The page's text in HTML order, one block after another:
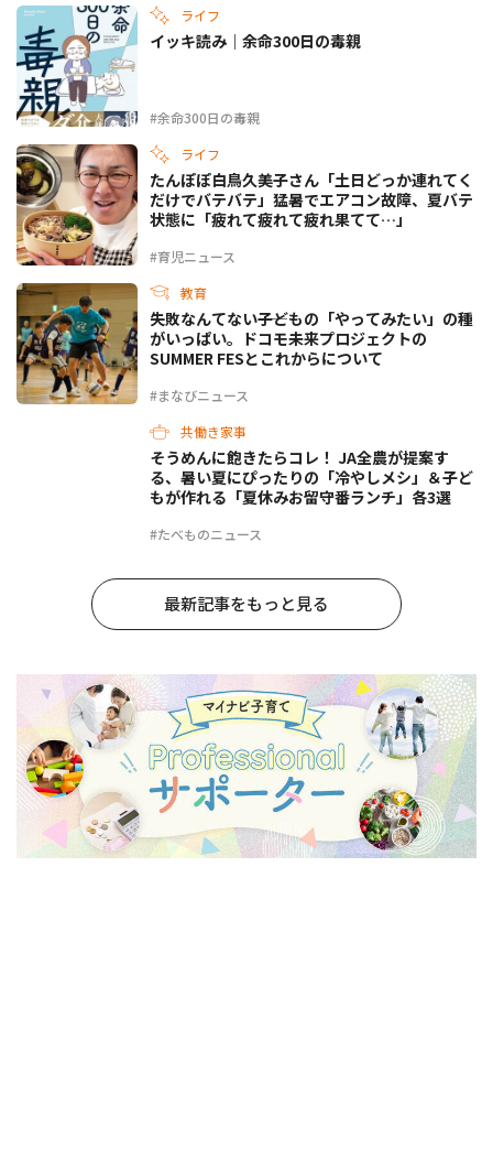
ライフ
#余命300日の毒親
イッキ読み｜余命300日の毒親
ライフ
#育児ニュース
たんぽぽ白鳥久美子さん「土日どっか連れてく
だけでバテバテ」猛暑でエアコン故障、夏バテ
状態に「疲れて疲れて疲れ果てて…」
教育
#まなびニュース
失敗なんてない――子どもの「やってみたい」の種
がいっぱい。ドコモ未来プロジェクトの
SUMMER FESとこれからについて
共働き家事
#たべものニュース
そうめんに飽きたらコレ！ JA全農が提案す
る、暑い夏にぴったりの「冷やしメシ」＆子ど
もが作れる「夏休みお留守番ランチ」各3選
最新記事をもっと見る